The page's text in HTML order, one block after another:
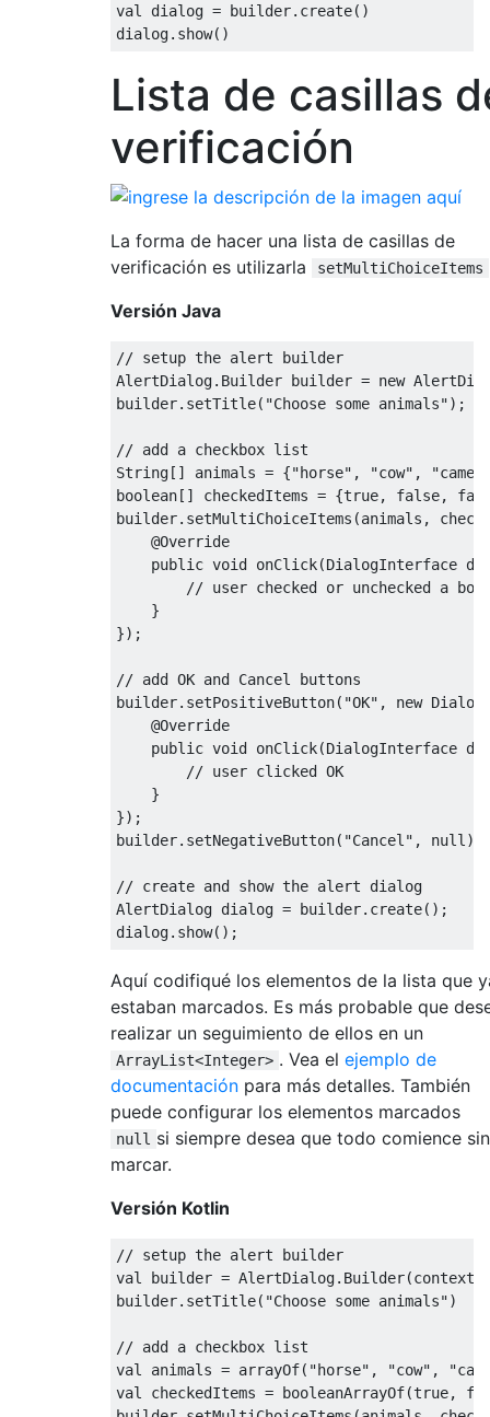
val dialog = builder. create()
dialog. show()
Lista de casillas
verificación
La forma de hacer una lista de casillas de
verificación es utilizarla
setMultiChoiceItems
Versión Java
// setup the alert builder
AlertDialog. Builder builder = new
builder. setTitle( "Choose some animals");
// add a checkbox list
String [] animals = {"horse" , "cow" ,
boolean [] checkedItems = {true, false,
builder. setMultiChoiceItems (animals ,
@Override
public void onClick(DialogInterface
// user checked or unchecked a box
}
});
// add OK and Cancel buttons
builder. setPositiveButton( "OK" , new
@Override
public void onClick(DialogInterface
// user clicked OK
}
});
builder. setNegativeButton( "Cancel" , null);
// create and show the alert dialog
AlertDialog dialog = builder. create();
dialog. show();
Aquí codifiqué los elementos de la lista que
estaban marcados. Es más probable que
realizar un seguimiento de ellos en un
ArrayList<Integer> . Vea el ejemplo de
documentación para más detalles. También
puede configurar los elementos marcados
null si siempre desea que todo comience sin
marcar.
Versión Kotlin
// setup the alert builder
val builder = AlertDialog. Builder(context
builder. setTitle( "Choose some animals")
// add a checkbox list
val animals = arrayOf( "horse" , "cow" ,
val checkedItems = booleanArrayOf(true,